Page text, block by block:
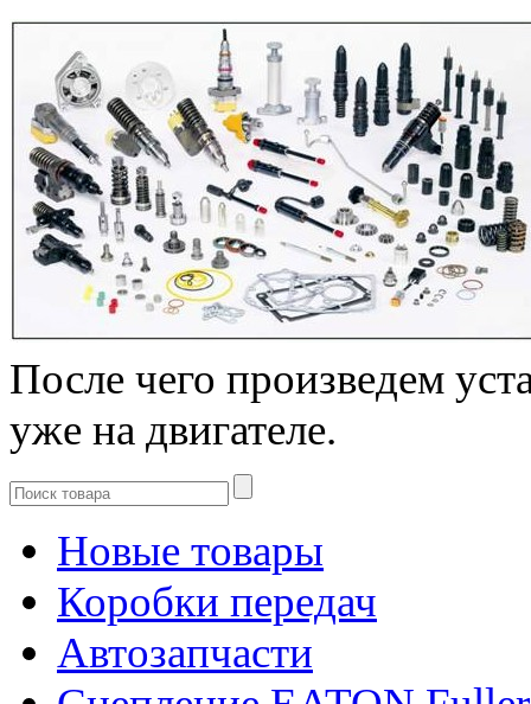
После чего произведем
уже на двигателе.
Новые товары
Коробки передач
Автозапчасти